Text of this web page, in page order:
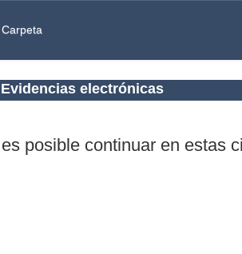
Evidencias electrónicas
posible continuar en estas